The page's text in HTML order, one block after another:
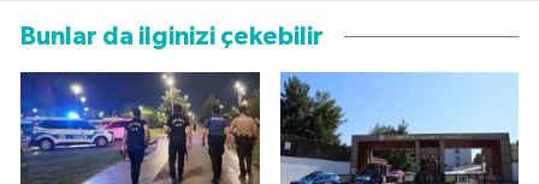
Bunlar da ilginizi çekebilir